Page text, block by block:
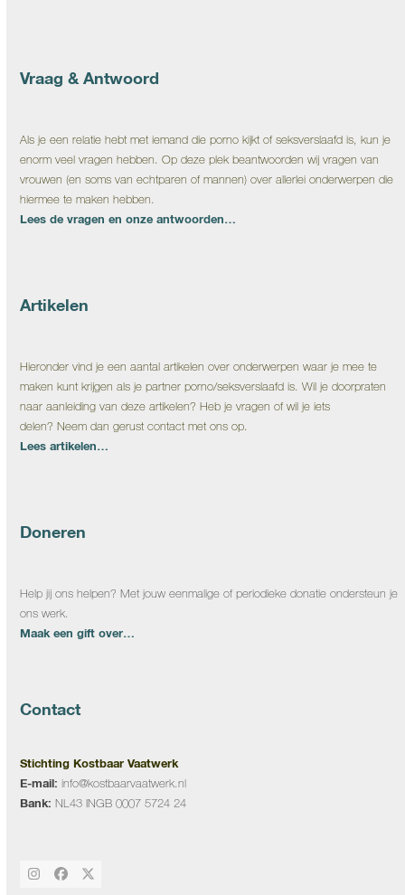
Vraag & Antwoord
Als je een relatie hebt met iemand die porno kijkt of seksverslaafd is, kun je
enorm veel vragen hebben. Op deze plek beantwoorden wij vragen van
vrouwen (en soms van echtparen of mannen) over allerlei onderwerpen die
hiermee te maken hebben.
Lees de vragen en onze antwoorden…
Artikelen
Hieronder vind je een aantal artikelen over onderwerpen waar je mee te
maken kunt krijgen als je partner porno/seksverslaafd is. Wil je doorpraten
naar aanleiding van deze artikelen? Heb je vragen of wil je iets
delen? Neem dan gerust contact met ons op.
Lees artikelen…
Doneren
Help jij ons helpen? Met jouw eenmalige of periodieke donatie ondersteun je
ons werk.
Maak een gift over…
Contact
Stichting Kostbaar Vaatwerk
E-mail: info@kostbaarvaatwerk.nl
Bank: NL43 INGB 0007 5724 24
Instagram
Facebook
Twitter